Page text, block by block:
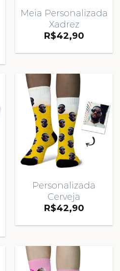
Meia Personalizada
Xadrez
R$42,90
Personalizada
Cerveja
R$42,90